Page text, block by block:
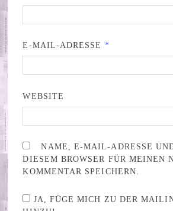
E-MAIL-ADRESSE *
WEBSITE
NAME, E-MAIL-ADRESSE
DIESEM BROWSER FÜR MEINEN
KOMMENTAR SPEICHERN.
JA, FÜGE MICH ZU DER